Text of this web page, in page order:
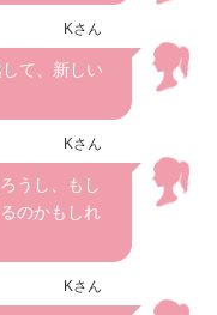
Kさん
て、新しい
Kさん
うし、もし
のかもしれ
Kさん